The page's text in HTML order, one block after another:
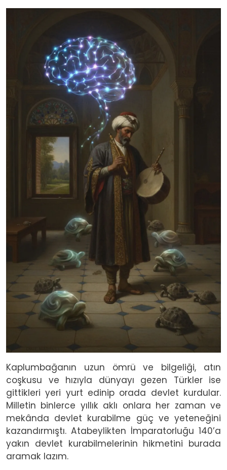
Kaplumbağanın uzun ömrü ve bilgeliği, atın
coşkusu ve hızıyla dünyayı gezen Türkler ise
gittikleri yeri yurt edinip orada devlet kurdular.
Milletin binlerce yıllık aklı onlara her zaman ve
mekânda devlet kurabilme güç ve yeteneğini
kazandırmıştı. Atabeylikten İmparatorluğu 140’a
yakın devlet kurabilmelerinin hikmetini burada
aramak lazım.